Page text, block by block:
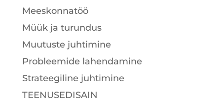
Meeskonnatöö
Müük ja turundus
Muutuste juhtimine
Probleemide lahendamine
Strateegiline juhtimine
TEENUSEDISAIN